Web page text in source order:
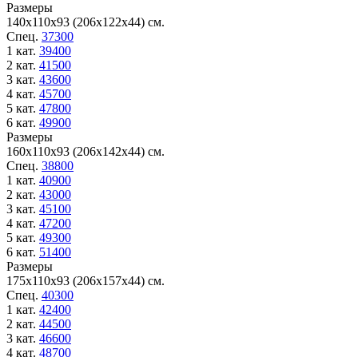
Размеры
140х110х93 (206х122х44) см.
Спец. 37300
1 кат. 39400
2 кат. 41500
3 кат. 43600
4 кат. 45700
5 кат. 47800
6 кат. 49900
Размеры
160х110х93 (206х142х44) см.
Спец. 38800
1 кат. 40900
2 кат. 43000
3 кат. 45100
4 кат. 47200
5 кат. 49300
6 кат. 51400
Размеры
175х110х93 (206х157х44) см.
Спец. 40300
1 кат. 42400
2 кат. 44500
3 кат. 46600
4 кат. 48700